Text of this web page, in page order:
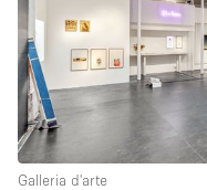
Galleria d'arte